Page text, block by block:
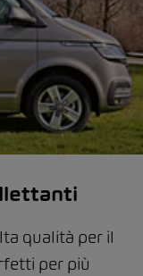
qualità per il
per più